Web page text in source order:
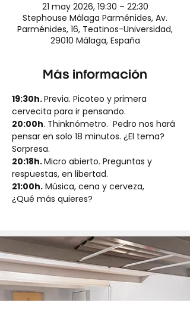
21 may 2026, 19:30 – 22:30
Stephouse Málaga Parménides, Av.
Parménides, 16, Teatinos-Universidad,
29010 Málaga, España
Más información
19:30h. Previa. Picoteo y primera
cervecita para ir pensando.
20:00h. Thinknómetro.  Pedro nos hará
pensar en solo 18 minutos. ¿El tema?
Sorpresa.
20:18h. Micro abierto. Preguntas y
respuestas, en libertad.
21:00h. Música, cena y cerveza,
¿Qué más quieres?